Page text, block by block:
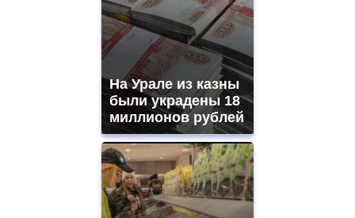
На Урале из казны
были украдены 18
миллионов рублей